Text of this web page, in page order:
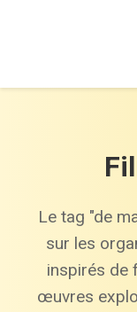
Le tag "de
sur les
inspirés de
œuvres